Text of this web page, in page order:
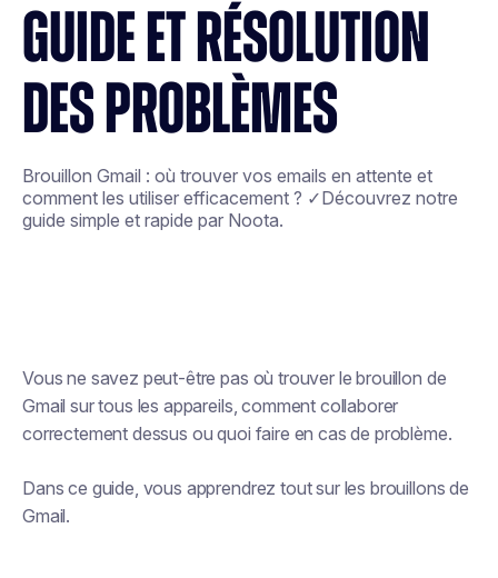
GUIDE ET RÉSOLUTION
DES PROBLÈMES
Brouillon Gmail : où trouver vos emails en attente et
comment les utiliser efficacement ? ✓Découvrez notre
guide simple et rapide par Noota.
Vous ne savez peut-être pas où trouver le brouillon de
Gmail sur tous les appareils, comment collaborer
correctement dessus ou quoi faire en cas de problème.
Dans ce guide, vous apprendrez tout sur les brouillons de
Gmail.